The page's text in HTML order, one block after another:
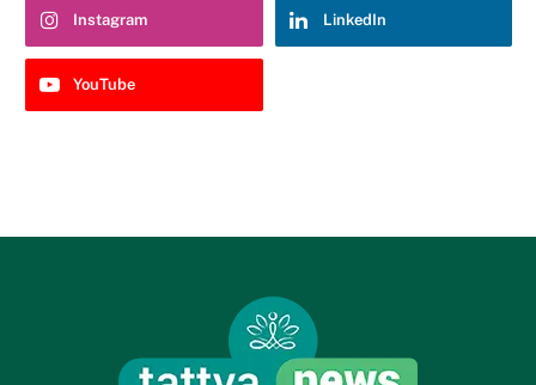
Instagram LinkedIn
YouTube